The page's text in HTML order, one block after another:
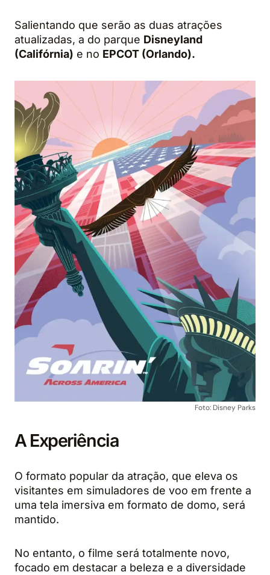
Salientando que serão as duas atrações
atualizadas, a do parque Disneyland
(Califórnia) e no EPCOT (Orlando).
Foto: Disney Parks
A Experiência
O formato popular da atração, que eleva os
visitantes em simuladores de voo em frente a
uma tela imersiva em formato de domo, será
mantido.
No entanto, o filme será totalmente novo,
focado em destacar a beleza e a diversidade